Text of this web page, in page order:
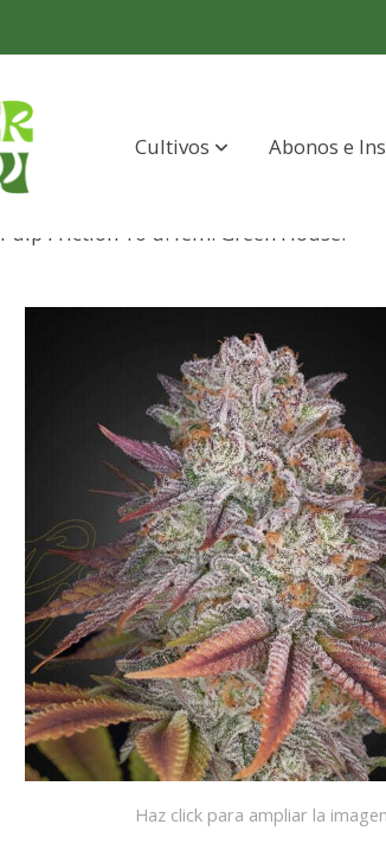
Cultivos Abonos e
Pulp Friction 10 u. fem. Green House.
Haz click para ampliar la imagen